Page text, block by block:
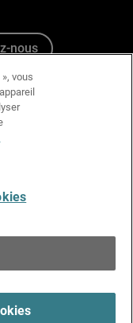
nous
vous